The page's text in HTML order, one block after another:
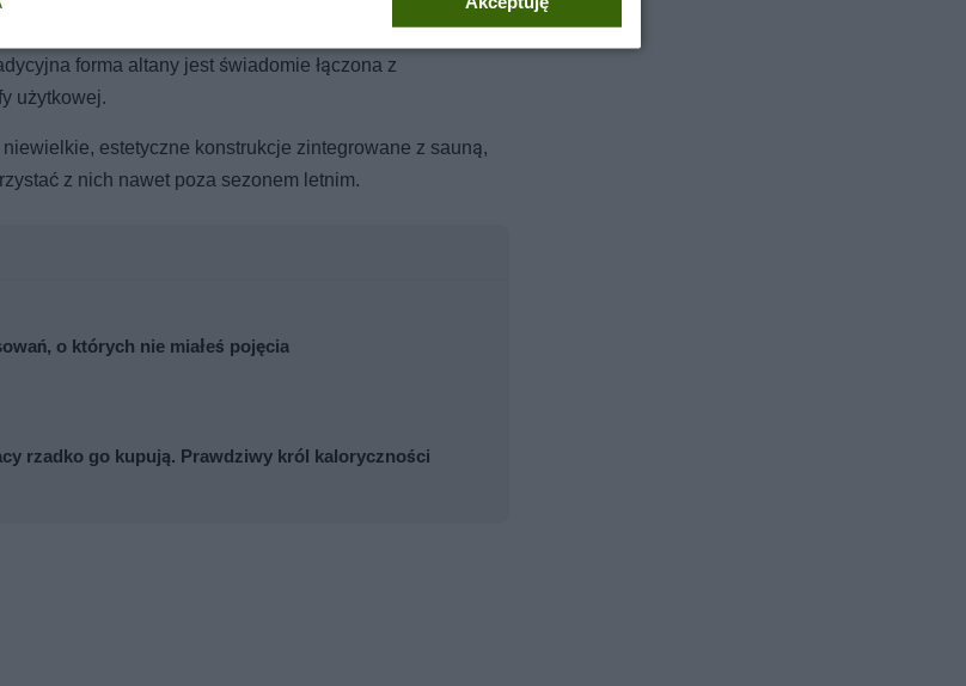
. Ten trend widać wyraźnie w projektach renomowanych
forma altany jest świadomie łączona z
użytkowej.
niewielkie, estetyczne konstrukcje zintegrowane z sauną,
z nich nawet poza sezonem letnim.
o których nie miałeś pojęcia
rzadko go kupują. Prawdziwy król kaloryczności